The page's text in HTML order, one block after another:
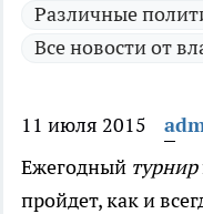
Различные
Все новости от
11 июля 2015
Ежегодный турнир
пройдет, как и